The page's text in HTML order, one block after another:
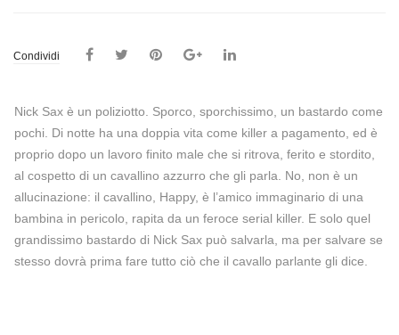
Condividi
Nick Sax è un poliziotto. Sporco, sporchissimo, un bastardo come
pochi. Di notte ha una doppia vita come killer a pagamento, ed è
proprio dopo un lavoro finito male che si ritrova, ferito e stordito,
al cospetto di un cavallino azzurro che gli parla. No, non è un
allucinazione: il cavallino, Happy, è l’amico immaginario di una
bambina in pericolo, rapita da un feroce serial killer. E solo quel
grandissimo bastardo di Nick Sax può salvarla, ma per salvare se
stesso dovrà prima fare tutto ciò che il cavallo parlante gli dice.